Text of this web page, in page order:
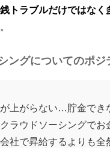
トラブルだけではなく
ングについてのポジ
が上がらない…貯金でき
ラウドソーシングでお
社で昇給するよりも全